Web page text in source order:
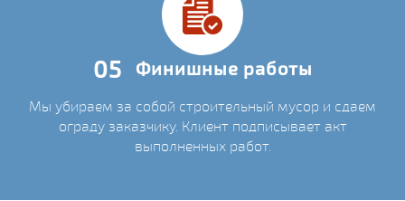
05 Финишные работы
Мы убираем за собой строительный мусор и сдаем
ограду заказчику. Клиент подписывает акт
выполненных работ.